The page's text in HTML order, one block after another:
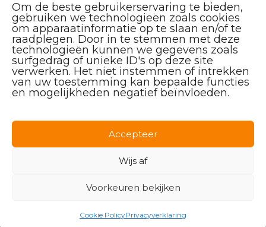
Om de beste gebruikerservaring te bieden,
gebruiken we technologieën zoals cookies
om apparaatinformatie op te slaan en/of te
raadplegen. Door in te stemmen met deze
technologieën kunnen we gegevens zoals
surfgedrag of unieke ID's op deze site
verwerken. Het niet instemmen of intrekken
van uw toestemming kan bepaalde functies
en mogelijkheden negatief beïnvloeden.
Accepteer
Wijs af
Voorkeuren bekijken
Cookie PolicyPrivacyverklaring
Instagram